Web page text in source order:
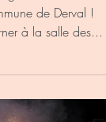
de Derval !
à la salle des...